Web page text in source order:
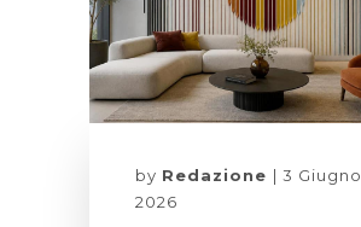
by Redazione
3 Giugno
2026